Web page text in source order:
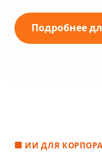
Подробнее
🏢 ИИ ДЛЯ